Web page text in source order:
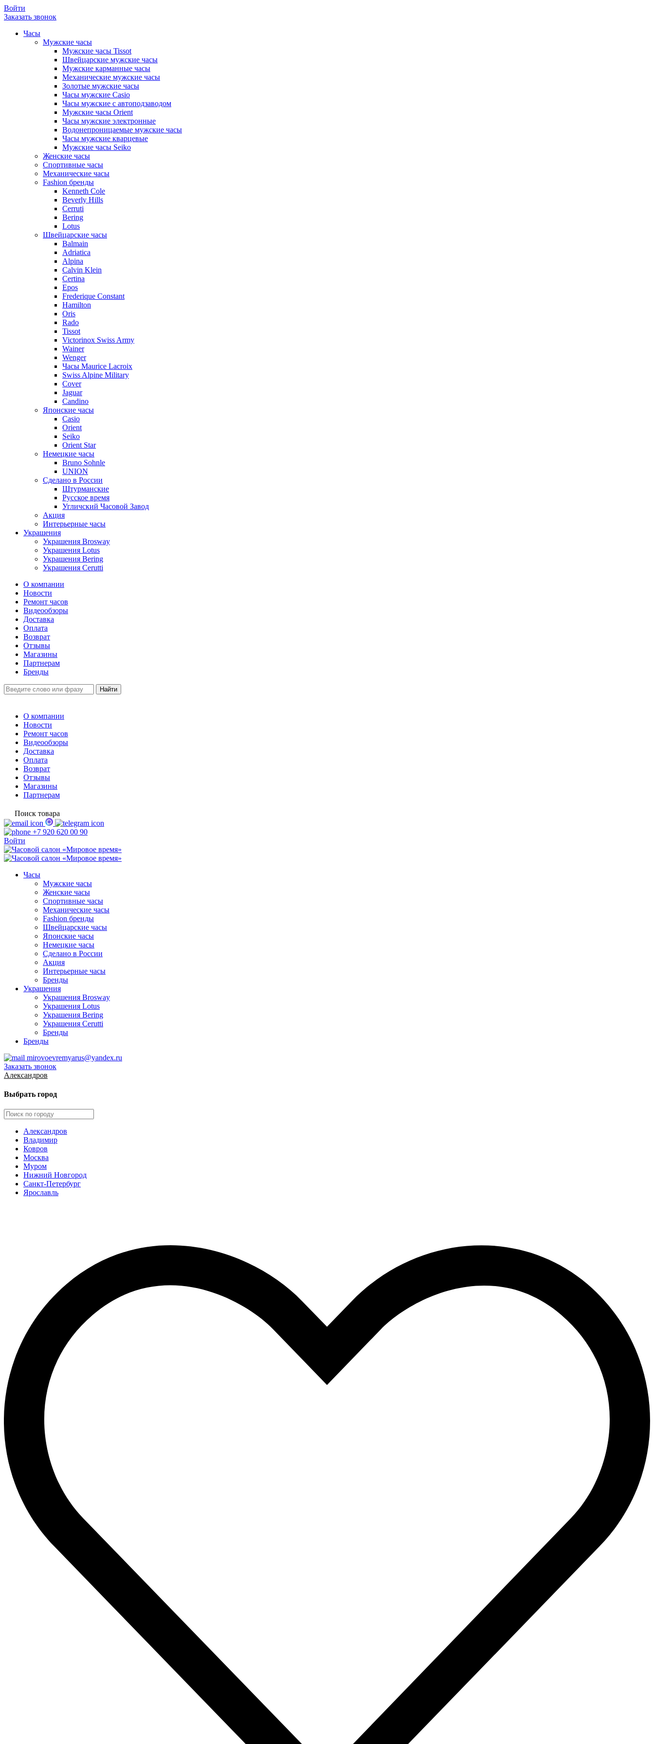
Войти
Заказать звонок
Часы
Мужские часы
Мужские часы Tissot
Швейцарские мужские часы
Мужские карманные часы
Механические мужские часы
Золотые мужские часы
Часы мужские Casio
Часы мужские с автоподзаводом
Мужские часы Orient
Часы мужские электронные
Водонепроницаемые мужские часы
Часы мужские кварцевые
Мужские часы Seiko
Женские часы
Спортивные часы
Механические часы
Fashion бренды
Kenneth Cole
Beverly Hills
Cerruti
Bering
Lotus
Швейцарские часы
Balmain
Adriatica
Alpina
Calvin Klein
Certina
Epos
Frederique Constant
Hamilton
Oris
Rado
Tissot
Victorinox Swiss Army
Wainer
Wenger
Часы Maurice Lacroix
Swiss Alpine Military
Cover
Jaguar
Candino
Японские часы
Casio
Orient
Seiko
Orient Star
Немецкие часы
Bruno Sohnle
UNION
Сделано в России
Штурманские
Русское время
Угличский Часовой Завод
Акция
Интерьерные часы
Украшения
Украшения Brosway
Украшения Lotus
Украшения Bering
Украшения Cerutti
О компании
Новости
Ремонт часов
Видеообзоры
Доставка
Оплата
Возврат
Отзывы
Магазины
Партнерам
Бренды
О компании
Новости
Ремонт часов
Видеообзоры
Доставка
Оплата
Возврат
Отзывы
Магазины
Партнерам
Поиск товара
+7 920 620 00 90
Войти
Часы
Мужские часы
Женские часы
Спортивные часы
Механические часы
Fashion бренды
Швейцарские часы
Японские часы
Немецкие часы
Сделано в России
Акция
Интерьерные часы
Бренды
Украшения
Украшения Brosway
Украшения Lotus
Украшения Bering
Украшения Cerutti
Бренды
Бренды
mirovoevremyarus@yandex.ru
Заказать звонок
Александров
Выбрать город
Александров
Владимир
Ковров
Москва
Муром
Нижний Новгород
Санкт-Петербург
Ярославль